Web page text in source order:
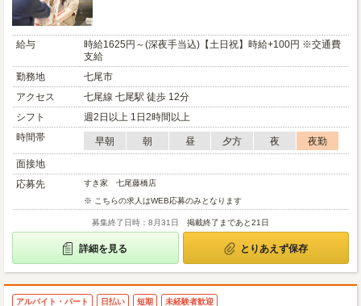
給与
時給1625円～(深夜手当込)【土日祝】時給+100円 ※交通費
支給
勤務地
七尾市
アクセス
七尾線 七尾駅 徒歩 12分
シフト
週2日以上 1日2時間以上
時間帯
早朝 朝 昼 夕方 夜
夜勤
面接地
応募先
すき家 七尾藤橋店
※ こちらの求人はWEB応募のみとなります
募集終了日時：8月31日 掲載終了まであと21日
詳細を見る とりあえず保存
アルバイト・パート 日払い 短期 未経験者歓迎